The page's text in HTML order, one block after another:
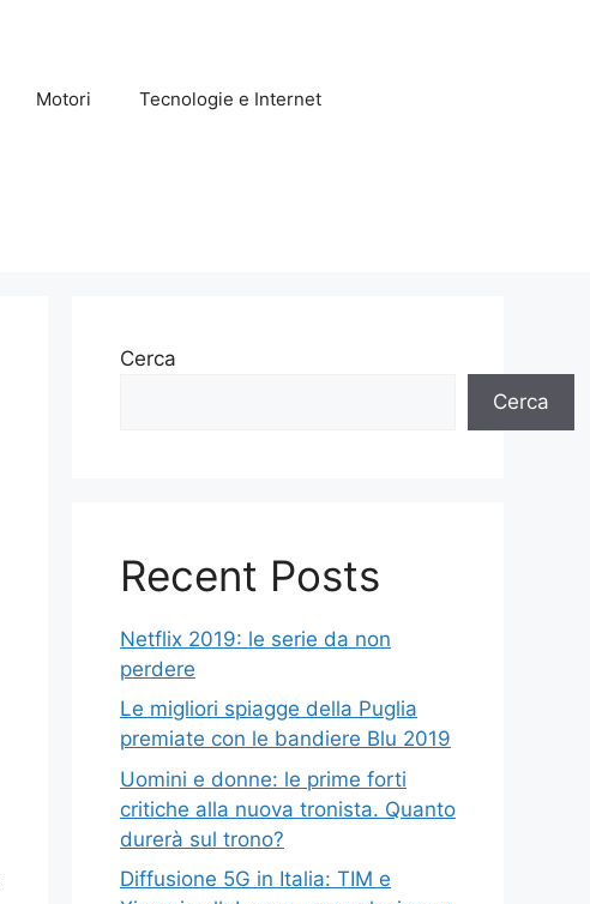
Motori Tecnologie e Internet
Cerca
Cerca
Recent Posts
Netflix 2019: le serie da non
perdere
Le migliori spiagge della Puglia
premiate con le bandiere Blu 2019
Uomini e donne: le prime forti
critiche alla nuova tronista. Quanto
durerà sul trono?
Diffusione 5G in Italia: TIM e